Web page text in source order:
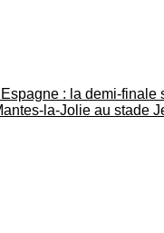
: la demi-finale
la-Jolie au stade